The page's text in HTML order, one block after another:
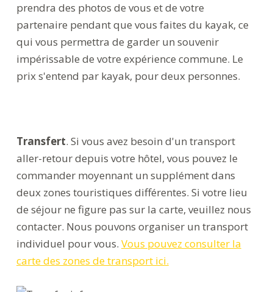
prendra des photos de vous et de votre
partenaire pendant que vous faites du kayak, ce
qui vous permettra de garder un souvenir
impérissable de votre expérience commune. Le
prix s'entend par kayak, pour deux personnes.
Transfert. Si vous avez besoin d'un transport
aller-retour depuis votre hôtel, vous pouvez le
commander moyennant un supplément dans
deux zones touristiques différentes. Si votre lieu
de séjour ne figure pas sur la carte, veuillez nous
contacter. Nous pouvons organiser un transport
individuel pour vous. Vous pouvez consulter la
carte des zones de transport ici.